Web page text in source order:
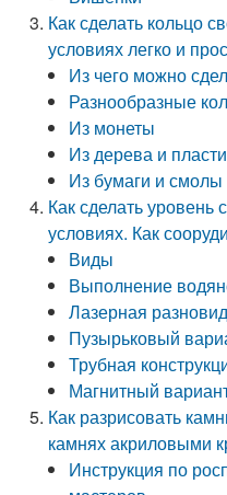
Как сделать кольцо
условиях легко и
Из чего можно
Разнообразные
Из монеты
Из дерева и
Из бумаги и смолы
Как сделать
условиях. Как
Виды
Выполнение
Лазерная
Пузырьковый
Трубная
Магнитный
Как разрисовать
камнях акриловыми
Инструкция по